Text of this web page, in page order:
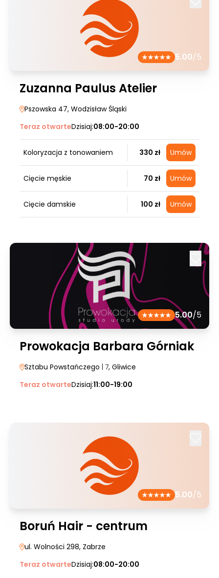
5.00/5
Zuzanna Paulus Atelier
Pszowska 47, Wodzisław Śląski
Teraz otwarteDzisiaj:08:00-20:00
Koloryzacja z tonowaniem 330 zł Umów
Cięcie męskie 70 zł Umów
Cięcie damskie 100 zł Umów
5.00/5
Prowokacja Barbara Górniak
Sztabu Powstańczego | 7, Gliwice
Teraz otwarteDzisiaj:11:00-19:00
5.00/5
Boruń Hair - centrum
ul. Wolności 298, Zabrze
Teraz otwarteDzisiaj:08:00-20:00